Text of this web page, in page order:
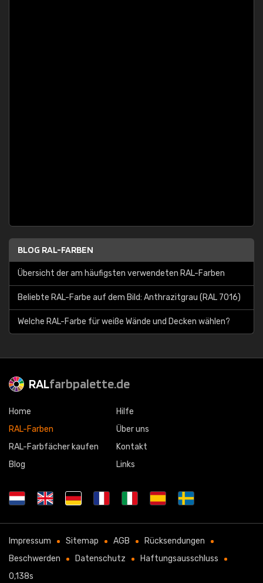
BLOG RAL-FARBEN
Übersicht der am häufigsten verwendeten RAL-Farben
Beliebte RAL-Farbe auf dem Bild: Anthrazitgrau (RAL 7016)
Welche RAL-Farbe für weiße Wände und Decken wählen?
RALfarbpalette.de
Home
RAL-Farben
RAL-Farbfächer kaufen
Blog
Hilfe
Über uns
Kontakt
Links
Impressum Sitemap AGB
Rücksendungen
Beschwerden
Datenschutz
Haftungsausschluss
0,138s